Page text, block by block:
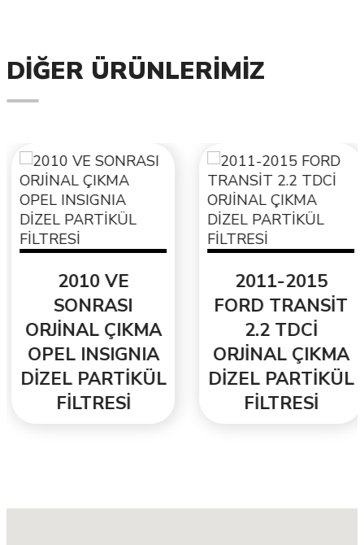
DIĞER ÜRÜNLERIMIZ
2010 VE
SONRASI
ORJİNAL ÇIKMA
OPEL INSIGNIA
DİZEL PARTİKÜL
FİLTRESİ
2011-2015
FORD TRANSİT
2.2 TDCİ
ORJİNAL ÇIKMA
DİZEL PARTİKÜL
FİLTRESİ